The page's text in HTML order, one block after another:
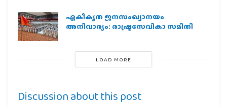
ഏകീകൃത ജനസംഖ്യാനയം
അനിവാര്യം: രാഷ്ട്രസേവികാ സമിതി
LOAD MORE
Discussion about this post